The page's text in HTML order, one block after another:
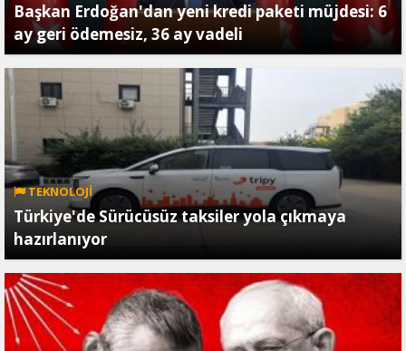
Başkan Erdoğan'dan yeni kredi paketi müjdesi: 6
ay geri ödemesiz, 36 ay vadeli
TEKNOLOJİ
Türkiye'de Sürücüsüz taksiler yola çıkmaya
hazırlanıyor